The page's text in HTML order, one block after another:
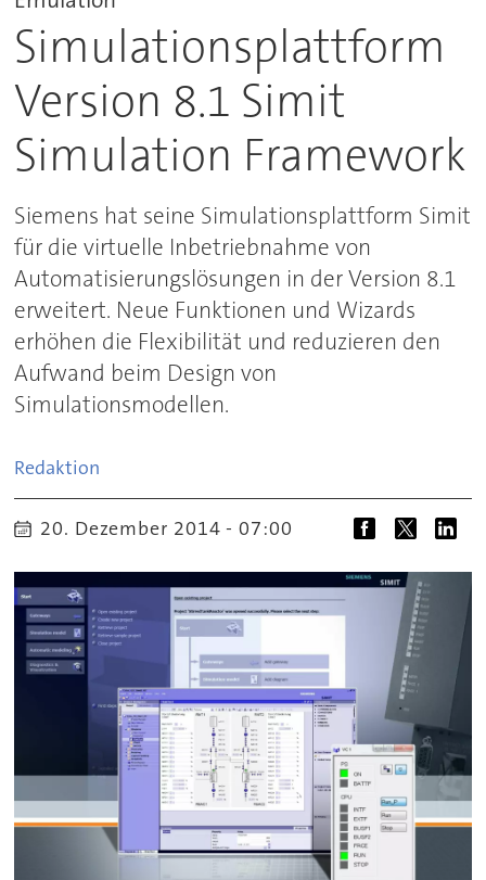
Simulationsplattform
Version 8.1 Simit
Simulation Framework
Siemens hat seine Simulationsplattform Simit
für die virtuelle Inbetriebnahme von
Automatisierungslösungen in der Version 8.1
erweitert. Neue Funktionen und Wizards
erhöhen die Flexibilität und reduzieren den
Aufwand beim Design von
Simulationsmodellen.
Redaktion
20. Dezember 2014 - 07:00